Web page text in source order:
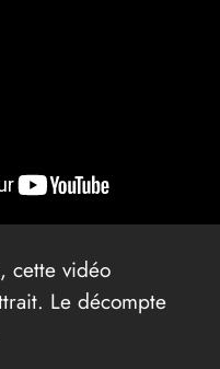
cette vidéo
Le décompte